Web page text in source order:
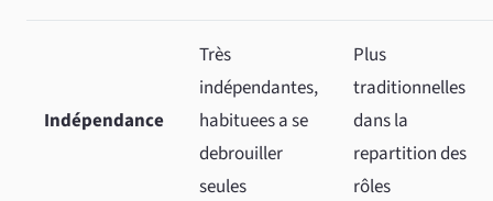
Indépendance
Très
indépendantes,
habituees a se
debrouiller
seules
Plus
traditionnelles
dans la
repartition des
rôles